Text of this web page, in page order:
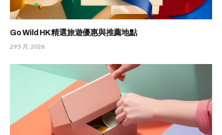
Go Wild HK 精選旅遊優惠與推薦地點
29 5 月, 2026